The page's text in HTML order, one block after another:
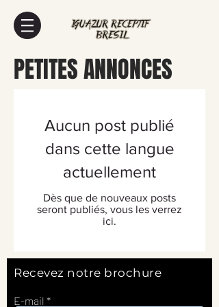
PETITES ANNONCES
Aucun post publié
dans cette langue
actuellement
Dès que de nouveaux posts
seront publiés, vous les verrez
ici.
Recevez notre brochure
E-mail